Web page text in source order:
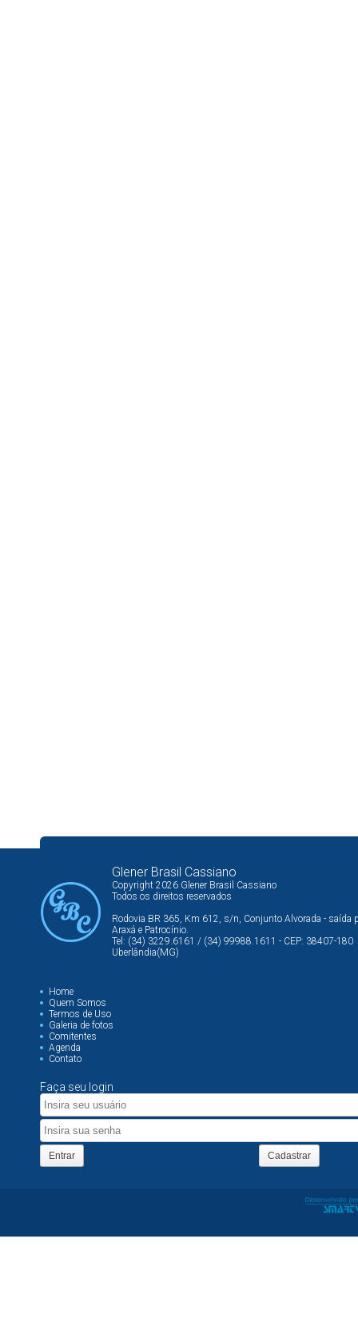
Glener Brasil Cassiano
Copyright 2026 Glener Brasil Cassiano
Todos os direitos reservados
Rodovia BR 365, Km 612, s/n, Conjunto Alvorada - saída
Araxá e Patrocínio.
Tel: (34) 3229.6161 / (34) 99988.1611 - CEP: 38407-180
Uberlândia(MG)
Home
Quem Somos
Termos de Uso
Galeria de fotos
Comitentes
Agenda
Contato
Faça seu login
Entrar Cadastrar